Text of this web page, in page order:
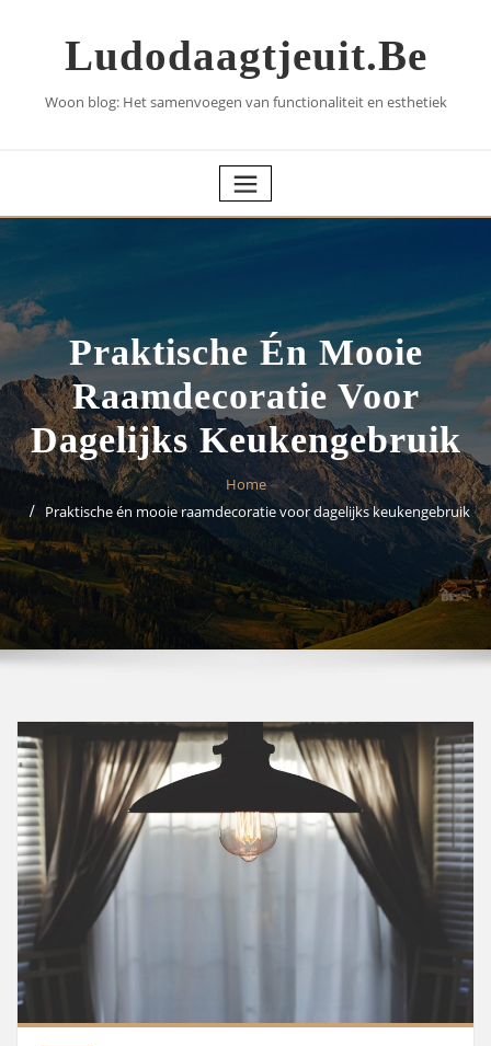
Ludodaagtjeuit.be
Woon blog: Het samenvoegen van functionaliteit en esthetiek
Praktische Én Mooie
Raamdecoratie Voor
Dagelijks Keukengebruik
Home
Praktische én mooie raamdecoratie voor dagelijks keukengebruik